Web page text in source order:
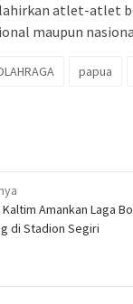
atlet-atlet
maupun
papua
Amankan Laga
di Stadion Segiri